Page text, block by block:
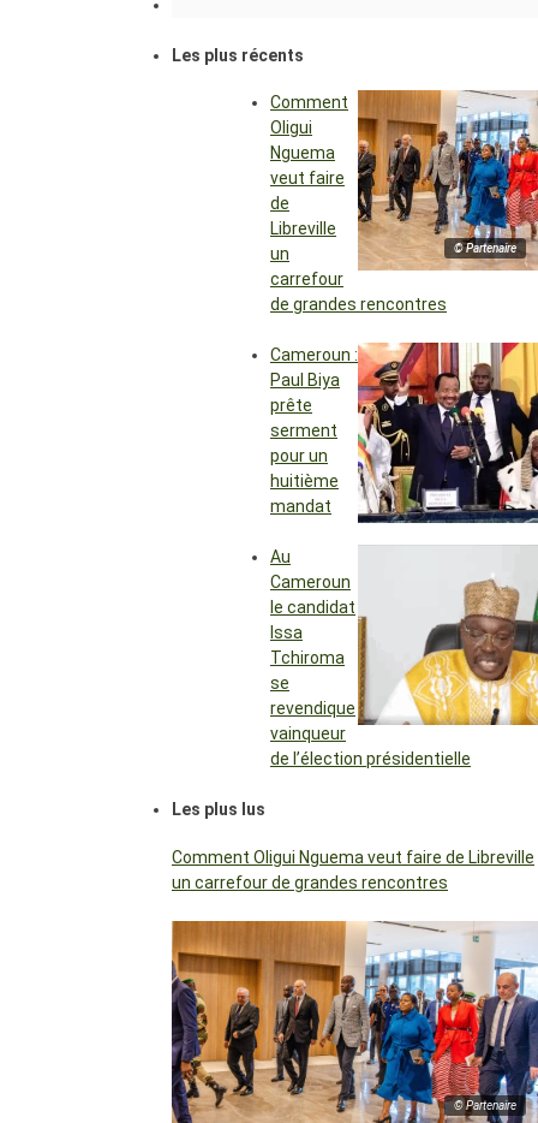
Les plus récents
© Partenaire
Comment
Oligui
Nguema
veut faire
de
Libreville
un
carrefour
de grandes rencontres
Cameroun :
Paul Biya
prête
serment
pour un
huitième
mandat
Au
Cameroun
le candidat
Issa
Tchiroma
se
revendique
vainqueur
de l’élection présidentielle
Les plus lus
Comment Oligui Nguema veut faire de Libreville
un carrefour de grandes rencontres
© Partenaire